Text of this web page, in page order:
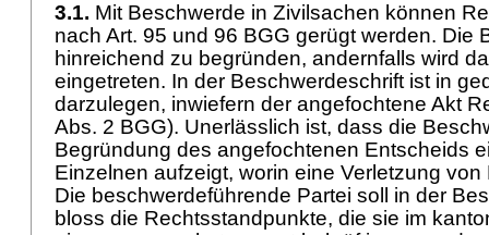
3.1. Mit Beschwerde in Zivilsachen können
nach Art. 95 und 96 BGG gerügt werden. Die
hinreichend zu begründen, andernfalls wird
eingetreten. In der Beschwerdeschrift ist in
darzulegen, inwiefern der angefochtene Akt
Abs. 2 BGG). Unerlässlich ist, dass die
Begründung des angefochtenen Entscheids
Einzelnen aufzeigt, worin eine Verletzung
Die beschwerdeführende Partei soll in der
bloss die Rechtsstandpunkte, die sie im